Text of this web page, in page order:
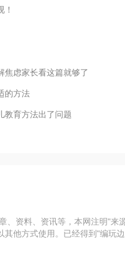
焦虑家长看这篇就够了
的方法
教育方法出了问题
、资料、资讯等，本网注明"
其他方式使用。已经得到"编玩